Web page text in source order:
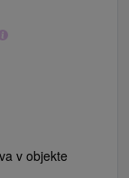
v objekte